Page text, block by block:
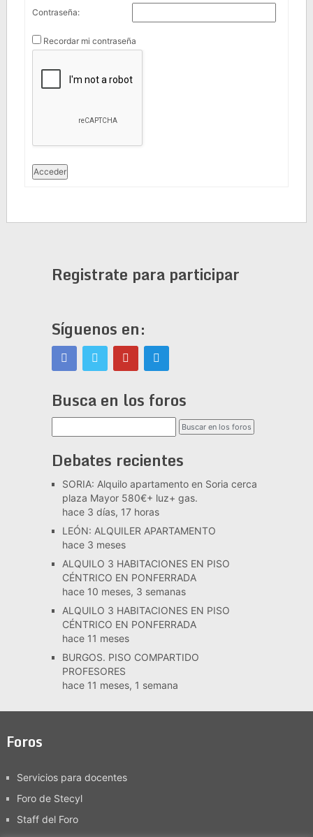
Contraseña:
Recordar mi contraseña
Acceder
Registrate para participar
Síguenos en:
Busca en los foros
Debates recientes
SORIA: Alquilo apartamento en Soria cerca
plaza Mayor 580€+ luz+ gas.
hace 3 días, 17 horas
LEÓN: ALQUILER APARTAMENTO
hace 3 meses
ALQUILO 3 HABITACIONES EN PISO
CÉNTRICO EN PONFERRADA
hace 10 meses, 3 semanas
ALQUILO 3 HABITACIONES EN PISO
CÉNTRICO EN PONFERRADA
hace 11 meses
BURGOS. PISO COMPARTIDO
PROFESORES
hace 11 meses, 1 semana
Foros
Servicios para docentes
Foro de Stecyl
Staff del Foro